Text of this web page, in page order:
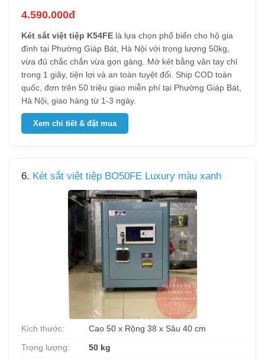
4.590.000đ
Két sắt việt tiệp K54FE là lựa chọn phổ biến cho hộ gia
đình tại Phường Giáp Bát, Hà Nội với trọng lượng 50kg,
vừa đủ chắc chắn vừa gọn gàng. Mở két bằng vân tay chỉ
trong 1 giây, tiện lợi và an toàn tuyệt đối. Ship COD toàn
quốc, đơn trên 50 triệu giao miễn phí tại Phường Giáp Bát,
Hà Nội, giao hàng từ 1-3 ngày.
Xem chi tiết & đặt mua
6. Két sắt việt tiệp BO50FE Luxury màu xanh
Kích thước:
Cao 50 x Rộng 38 x Sâu 40 cm
Trọng lượng:
50 kg